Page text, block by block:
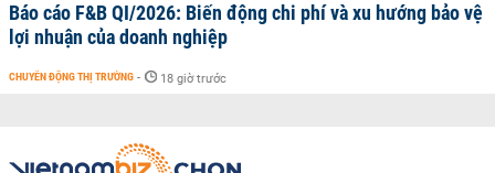
Báo cáo F&B QI/2026: Biến động chi phí và xu hướng bảo vệ
lợi nhuận của doanh nghiệp
CHUYỂN ĐỘNG THỊ TRƯỜNG - 18 giờ trước